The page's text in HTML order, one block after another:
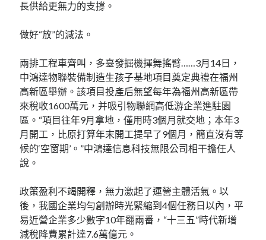
長供給更無力的支撐。
做好“放”的減法。
兩排工程車齊叫，多臺發掘機揮舞搖臂……3月14日，
中鴻達物聯裝備制造生孩子基地項目奠定典禮在福州
高新區舉辦。該項目投產后無望每年為福州高新區帶
來稅收1600萬元，并吸引物聯網高低游企業進駐園
區。“項目往年9月拿地，僅用時3個月就交地；本年3
月開工，比原打算年末開工提早了9個月，簡直沒有等
候的‘空窗期’。”中鴻達信息科技無限公司相干擔任人
說。
政策盈利不竭開釋，無力激起了運營主體活氣。以
後，我國企業均勻創辦時光緊縮到4個任務日以內，平
易近營企業多少數字10年翻兩番，“十三五”時代新增
減稅降費累計達7.6萬億元。